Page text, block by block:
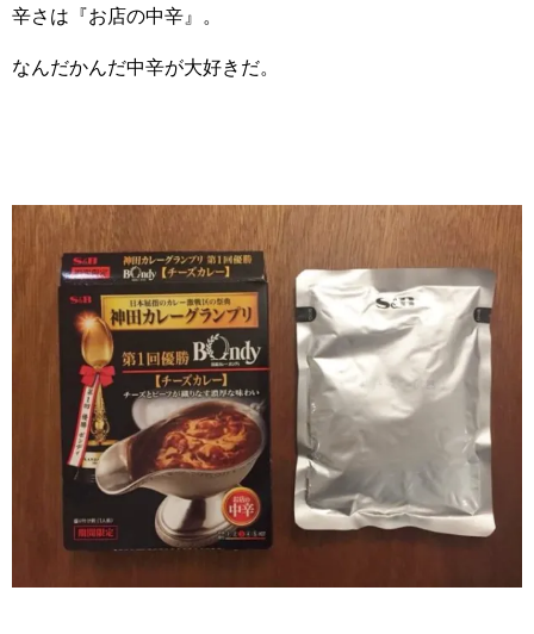
辛さは『お店の中辛』。
なんだかんだ中辛が大好きだ。